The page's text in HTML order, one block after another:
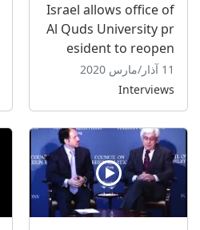
Israel allows office of
Al Quds University pr
esident to reopen
11 آذار/مارس 2020
Interviews